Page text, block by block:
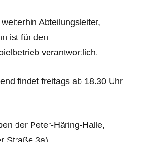
Abteilungsleiter,
ist für den
verantwortlich.
findet freitags ab 18.30 Uhr
der Peter-Häring-Halle,
Straße 3a).